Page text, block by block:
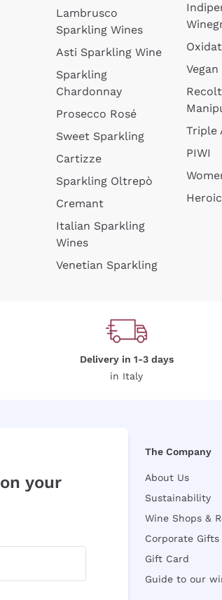
Lambrusco
Sparkling Wines
Asti Sparkling Wine
Sparkling
Chardonnay
Prosecco Rosé
Sweet Sparkling
Cartizze
Sparkling Oltrepò
Cremant
Italian Sparkling
Wines
Venetian Sparkling
Triple
PIWI
Delivery in 1-3 days
in Italy
on your
The Company
About Us
Sustainability
Wine Shops &
Corporate Gifts
Gift Card
Guide to our